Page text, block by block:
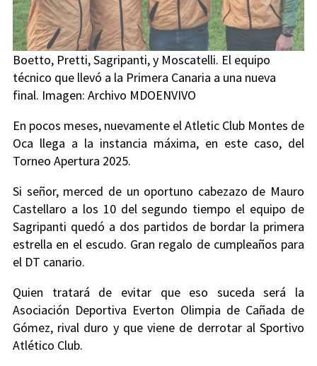
Boetto, Pretti, Sagripanti, y Moscatelli. El equipo
técnico que llevó a la Primera Canaria a una nueva
final. Imagen: Archivo MDOENVIVO
En pocos meses, nuevamente el Atletic Club Montes de
Oca llega a la instancia máxima, en este caso, del
Torneo Apertura 2025.
Si señor, merced de un oportuno cabezazo de Mauro
Castellaro a los 10 del segundo tiempo el equipo de
Sagripanti quedó a dos partidos de bordar la primera
estrella en el escudo. Gran regalo de cumpleaños para
el DT canario.
Quien tratará de evitar que eso suceda será la
Asociación Deportiva Everton Olimpia de Cañada de
Gómez, rival duro y que viene de derrotar al Sportivo
Atlético Club.